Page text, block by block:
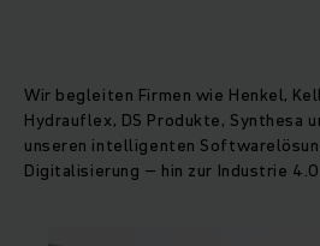
Wir begleiten Firmen wie Henkel,
Hydrauflex, DS Produkte, Synthesa
unseren intelligenten
Digitalisierung – hin zur Industrie